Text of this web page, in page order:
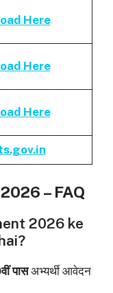
Here
Here
Here
– FAQ
2026 ke
पासअभ्यर्थी आवेदन